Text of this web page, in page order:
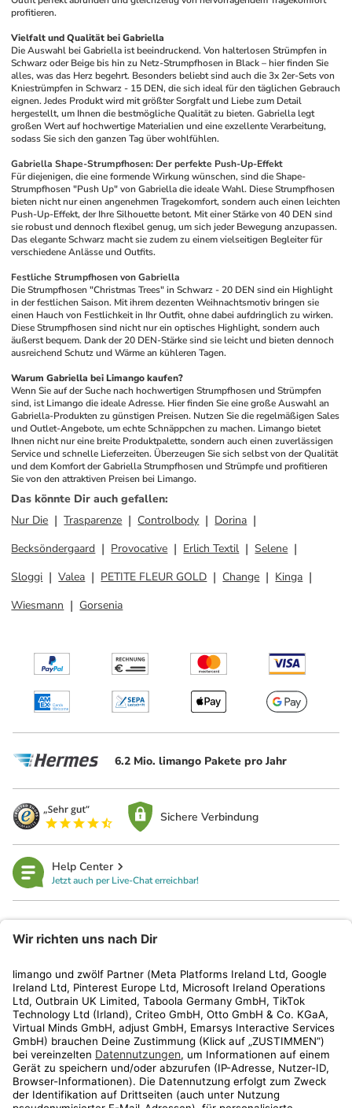
profitieren.
Vielfalt und Qualität bei Gabriella
Die Auswahl bei Gabriella ist beeindruckend. Von halterlosen Strümpfen in
Schwarz oder Beige bis hin zu Netz-Strumpfhosen in Black – hier finden Sie
alles, was das Herz begehrt. Besonders beliebt sind auch die 3x 2er-Sets von
Kniestrümpfen in Schwarz - 15 DEN, die sich ideal für den täglichen Gebrauch
eignen. Jedes Produkt wird mit größter Sorgfalt und Liebe zum Detail
hergestellt, um Ihnen die bestmögliche Qualität zu bieten. Gabriella legt
großen Wert auf hochwertige Materialien und eine exzellente Verarbeitung,
sodass Sie sich den ganzen Tag über wohlfühlen.
Gabriella Shape-Strumpfhosen: Der perfekte Push-Up-Effekt
Für diejenigen, die eine formende Wirkung wünschen, sind die Shape-
Strumpfhosen "Push Up" von Gabriella die ideale Wahl. Diese Strumpfhosen
bieten nicht nur einen angenehmen Tragekomfort, sondern auch einen leichten
Push-Up-Effekt, der Ihre Silhouette betont. Mit einer Stärke von 40 DEN sind
sie robust und dennoch flexibel genug, um sich jeder Bewegung anzupassen.
Das elegante Schwarz macht sie zudem zu einem vielseitigen Begleiter für
verschiedene Anlässe und Outfits.
Festliche Strumpfhosen von Gabriella
Die Strumpfhosen "Christmas Trees" in Schwarz - 20 DEN sind ein Highlight
in der festlichen Saison. Mit ihrem dezenten Weihnachtsmotiv bringen sie
einen Hauch von Festlichkeit in Ihr Outfit, ohne dabei aufdringlich zu wirken.
Diese Strumpfhosen sind nicht nur ein optisches Highlight, sondern auch
äußerst bequem. Dank der 20 DEN-Stärke sind sie leicht und bieten dennoch
ausreichend Schutz und Wärme an kühleren Tagen.
Warum Gabriella bei Limango kaufen?
Wenn Sie auf der Suche nach hochwertigen Strumpfhosen und Strümpfen
sind, ist Limango die ideale Adresse. Hier finden Sie eine große Auswahl an
Gabriella-Produkten zu günstigen Preisen. Nutzen Sie die regelmäßigen Sales
und Outlet-Angebote, um echte Schnäppchen zu machen. Limango bietet
Ihnen nicht nur eine breite Produktpalette, sondern auch einen zuverlässigen
Service und schnelle Lieferzeiten. Überzeugen Sie sich selbst von der Qualität
und dem Komfort der Gabriella Strumpfhosen und Strümpfe und profitieren
Sie von den attraktiven Preisen bei Limango.
Das könnte Dir auch gefallen:
Nur Die
Trasparenze Controlbody
Dorina
Becksöndergaard
Provocative Erlich Textil
Selene
Sloggi
Valea PETITE FLEUR GOLD Change
Kinga
Wiesmann
Gorsenia
6.2 Mio. limango Pakete pro Jahr
Sichere Verbindung
Help Center
Jetzt auch per Live-Chat erreichbar!
Kundenservice
Shop
Aktionen
Travel